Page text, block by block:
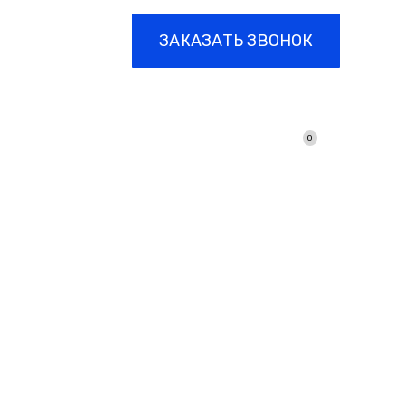
ЗАКАЗАТЬ ЗВОНОК
0